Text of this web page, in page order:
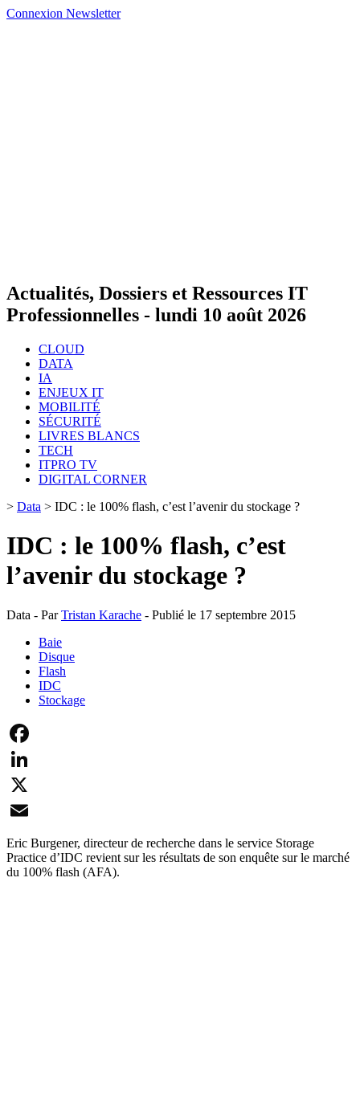
Connexion Newsletter
Actualités, Dossiers et Ressources IT
Professionnelles - lundi 10 août 2026
CLOUD
DATA
IA
ENJEUX IT
MOBILITÉ
SÉCURITÉ
LIVRES BLANCS
TECH
ITPRO TV
DIGITAL CORNER
> Data > IDC : le 100% flash, c’est l’avenir du stockage ?
IDC : le 100% flash, c’est
l’avenir du stockage ?
Data - ParTristan Karache - Publié le 17 septembre 2015
Baie
Disque
Flash
IDC
Stockage
Facebook
LinkedIn
X
Email
Eric Burgener, directeur de recherche dans le service Storage
Practice d’IDC revient sur les résultats de son enquête sur le marché
du 100% flash (AFA).